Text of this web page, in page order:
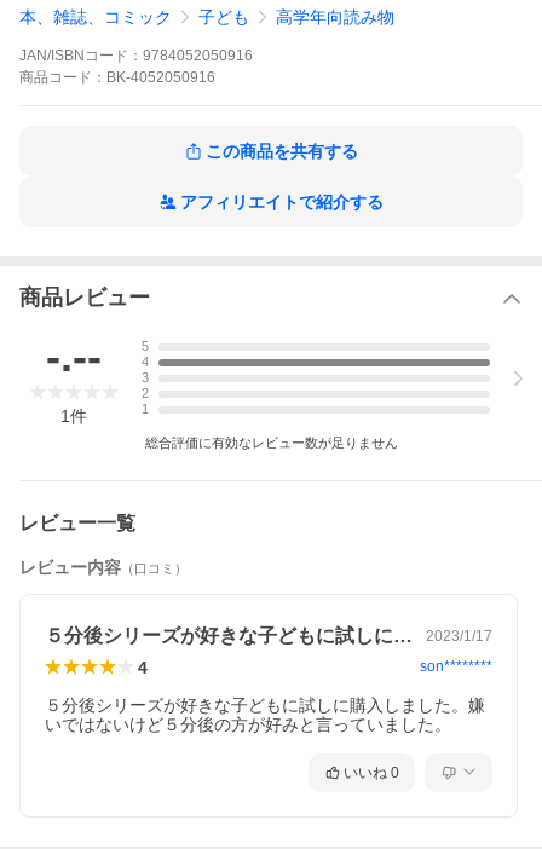
超人気「５分後に意外な結末」シリーズの、公式ライバルシリー
ズ始動。何気ない物語、でも、ページをめくって意味がわかる
と、ぞわっと鳥肌が立つ。恐怖だけではなく、感動、笑いなど、
全８０編以上のさまざまなタイプの「鳥肌」をご用意。
本、雑誌、コミック 子ども 高学年向読み物
JAN/ISBNコード： 9784052050916
商品 コード： BK-4052050916
この商品を共有する
アフィリエイトで紹介する
商品レビュー
-.--
1件
5
4
3
2
1
総合評価に有効なレビュー数が足りません
レビュー一覧
レビュー内容 （口コミ）
５分後シリーズが好きな子どもに試しに購… 2023/1/17
4 son********
５分後シリーズが好きな子どもに試しに購入しました。嫌
いではないけど５分後の方が好みと言っていました。
いいね 0